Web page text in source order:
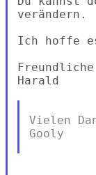
verändern.
Ich hoffe
Freundliche
Harald
Vielen
Gooly